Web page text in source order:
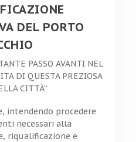
DEL PORTO
PASSO AVANTI NEL
DI QUESTA PREZIOSA
CITTÀ”
intendendo procedere
necessari alla
riqualificazione e